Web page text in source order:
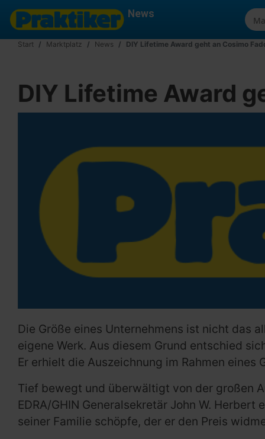
News
Start Marktplatz News DIY Lifetime Award geht an Cosimo
DIY Lifetime Award
Die Größe eines Unternehmens ist nicht das
eigene Werk. Aus diesem Grund entschied
Er erhielt die Auszeichnung im Rahmen eines
Tief bewegt und überwältigt von der großen
EDRA/GHIN Generalsekretär John W.
seiner Familie schöpfe, der er den Preis